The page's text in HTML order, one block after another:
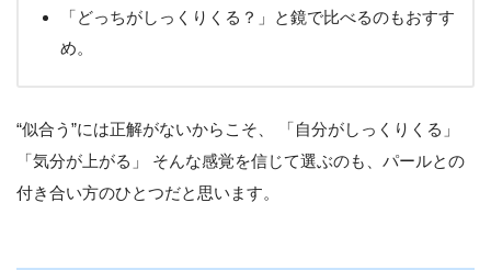
「どっちがしっくりくる？」と鏡で比べるのもおすす
め。
“似合う”には正解がないからこそ、 「自分がしっくりくる」
「気分が上がる」 そんな感覚を信じて選ぶのも、パールとの
付き合い方のひとつだと思います。